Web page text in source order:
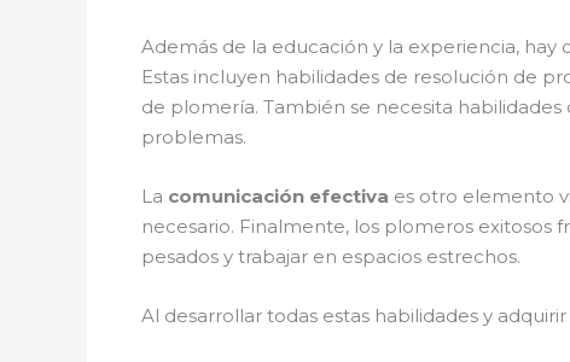
Además de la educación y la experiencia, hay
Estas incluyen habilidades de resolución de
de plomería. También se necesita
problemas.
La comunicación efectiva es otro elemento
necesario. Finalmente, los plomeros
pesados y trabajar en espacios estrechos.
Al desarrollar todas estas habilidades y